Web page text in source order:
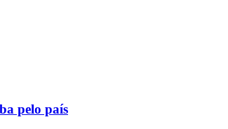
pelo país